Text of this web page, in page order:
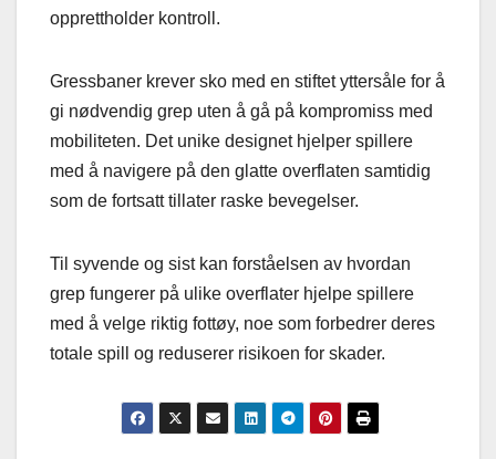
opprettholder kontroll.
Gressbaner krever sko med en stiftet yttersåle for å
gi nødvendig grep uten å gå på kompromiss med
mobiliteten. Det unike designet hjelper spillere
med å navigere på den glatte overflaten samtidig
som de fortsatt tillater raske bevegelser.
Til syvende og sist kan forståelsen av hvordan
grep fungerer på ulike overflater hjelpe spillere
med å velge riktig fottøy, noe som forbedrer deres
totale spill og reduserer risikoen for skader.